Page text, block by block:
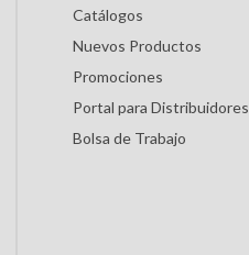
Catálogos
Nuevos Productos
Promociones
Portal para Distribuidores
Bolsa de Trabajo